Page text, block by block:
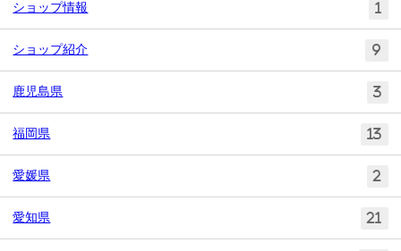
ショップ情報 1
ショップ紹介 9
鹿児島県 3
福岡県 13
愛媛県 2
愛知県 21